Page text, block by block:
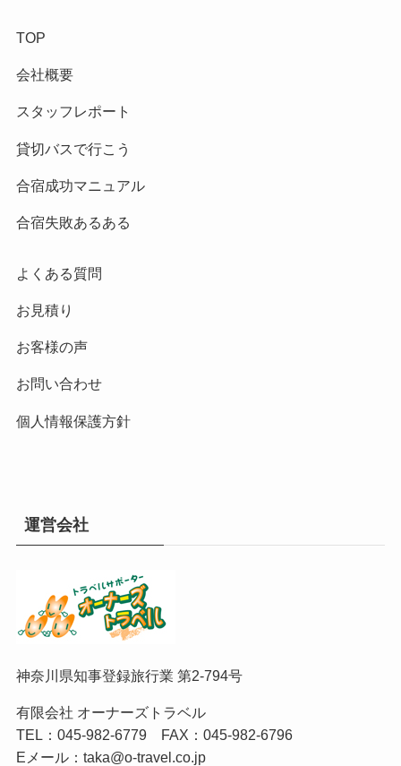
TOP
会社概要
スタッフレポート
貸切バスで行こう
合宿成功マニュアル
合宿失敗あるある
よくある質問
お見積り
お客様の声
お問い合わせ
個人情報保護方針
運営会社
神奈川県知事登録旅行業 第2-794号
有限会社 オーナーズトラベル
TEL： 045-982-6779FAX：045-982-6796
Eメール： taka@o-travel.co.jp